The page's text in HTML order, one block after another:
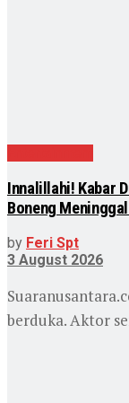
Innalillahi! Kabar
Boneng
by Feri Spt
3 August 2026
berduka. Aktor